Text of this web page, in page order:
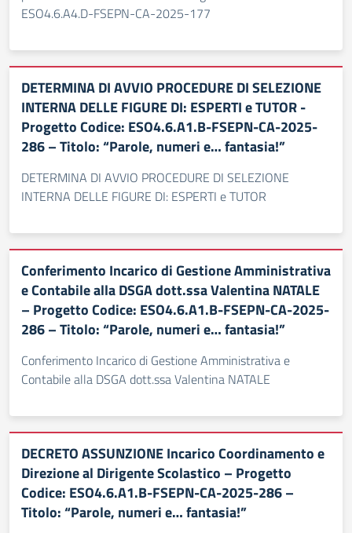
ESO4.6.A4.D-FSEPN-CA-2025-177
DETERMINA DI AVVIO PROCEDURE DI SELEZIONE
INTERNA DELLE FIGURE DI: ESPERTI e TUTOR -
Progetto Codice: ESO4.6.A1.B-FSEPN-CA-2025-
286 – Titolo: “Parole, numeri e… fantasia!”
DETERMINA DI AVVIO PROCEDURE DI SELEZIONE
INTERNA DELLE FIGURE DI: ESPERTI e TUTOR
Conferimento Incarico di Gestione Amministrativa
e Contabile alla DSGA dott.ssa Valentina NATALE
– Progetto Codice: ESO4.6.A1.B-FSEPN-CA-2025-
286 – Titolo: “Parole, numeri e… fantasia!”
Conferimento Incarico di Gestione Amministrativa e
Contabile alla DSGA dott.ssa Valentina NATALE
DECRETO ASSUNZIONE Incarico Coordinamento e
Direzione al Dirigente Scolastico – Progetto
Codice: ESO4.6.A1.B-FSEPN-CA-2025-286 –
Titolo: “Parole, numeri e… fantasia!”